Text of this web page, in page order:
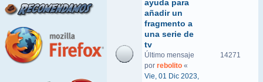
ayuda para
añadir un
fragmento a
una serie de
tv
Último mensaje
por rebolito «
Vie, 01 Dic 2023,
14271